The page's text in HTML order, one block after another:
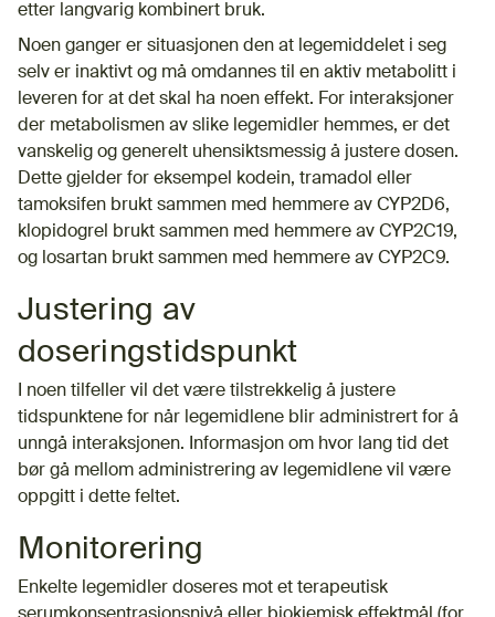
etter langvarig kombinert bruk.
Noen ganger er situasjonen den at legemiddelet i seg
selv er inaktivt og må omdannes til en aktiv metabolitt i
leveren for at det skal ha noen effekt. For interaksjoner
der metabolismen av slike legemidler hemmes, er det
vanskelig og generelt uhensiktsmessig å justere dosen.
Dette gjelder for eksempel kodein, tramadol eller
tamoksifen brukt sammen med hemmere av CYP2D6,
klopidogrel brukt sammen med hemmere av CYP2C19,
og losartan brukt sammen med hemmere av CYP2C9.
Justering av
doseringstidspunkt
I noen tilfeller vil det være tilstrekkelig å justere
tidspunktene for når legemidlene blir administrert for å
unngå interaksjonen. Informasjon om hvor lang tid det
bør gå mellom administrering av legemidlene vil være
oppgitt i dette feltet.
Monitorering
Enkelte legemidler doseres mot et terapeutisk